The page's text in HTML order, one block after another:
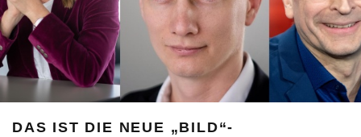
DAS IST DIE NEUE „BILD“-